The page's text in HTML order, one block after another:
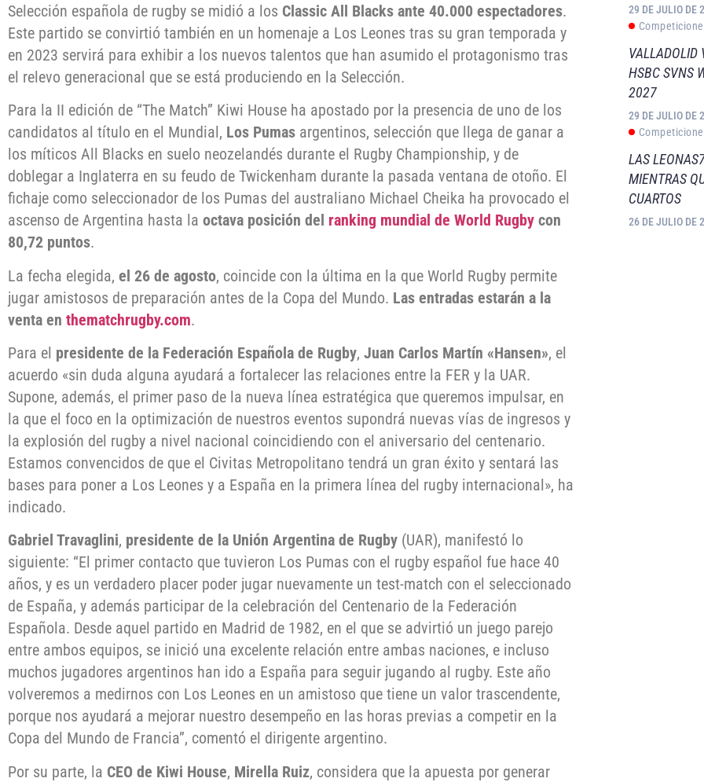
Selección española de rugby se midió a los Classic All Blacks ante 40.000 espectadores.
Este partido se convirtió también en un homenaje a Los Leones tras su gran temporada y
en 2023 servirá para exhibir a los nuevos talentos que han asumido el protagonismo tras
el relevo generacional que se está produciendo en la Selección.
Para la II edición de “The Match” Kiwi House ha apostado por la presencia de uno de los
candidatos al título en el Mundial, Los Pumas argentinos, selección que llega de ganar a
los míticos All Blacks en suelo neozelandés durante el Rugby Championship, y de
doblegar a Inglaterra en su feudo de Twickenham durante la pasada ventana de otoño. El
fichaje como seleccionador de los Pumas del australiano Michael Cheika ha provocado el
ascenso de Argentina hasta la octava posición del ranking mundial de World Rugby con
80,72 puntos.
La fecha elegida, el 26 de agosto, coincide con la última en la que World Rugby permite
jugar amistosos de preparación antes de la Copa del Mundo. Las entradas estarán a la
venta en thematchrugby.com.
Para el presidente de la Federación Española de Rugby, Juan Carlos Martín «Hansen», el
acuerdo «sin duda alguna ayudará a fortalecer las relaciones entre la FER y la UAR.
Supone, además, el primer paso de la nueva línea estratégica que queremos impulsar, en
la que el foco en la optimización de nuestros eventos supondrá nuevas vías de ingresos y
la explosión del rugby a nivel nacional coincidiendo con el aniversario del centenario.
Estamos convencidos de que el Civitas Metropolitano tendrá un gran éxito y sentará las
bases para poner a Los Leones y a España en la primera línea del rugby internacional», ha
indicado.
Gabriel Travaglini, presidente de la Unión Argentina de Rugby (UAR), manifestó lo
siguiente: “El primer contacto que tuvieron Los Pumas con el rugby español fue hace 40
años, y es un verdadero placer poder jugar nuevamente un test-match con el seleccionado
de España, y además participar de la celebración del Centenario de la Federación
Española. Desde aquel partido en Madrid de 1982, en el que se advirtió un juego parejo
entre ambos equipos, se inició una excelente relación entre ambas naciones, e incluso
muchos jugadores argentinos han ido a España para seguir jugando al rugby. Este año
volveremos a medirnos con Los Leones en un amistoso que tiene un valor trascendente,
porque nos ayudará a mejorar nuestro desempeño en las horas previas a competir en la
Copa del Mundo de Francia”, comentó el dirigente argentino.
Por su parte, la CEO de Kiwi House, Mirella Ruiz, considera que la apuesta por generar
29 DE JULIO DE
VALLADOLID
HSBC SVNS
2027
29 DE JULIO DE
LAS
MIENTRAS
CUARTOS
26 DE JULIO DE